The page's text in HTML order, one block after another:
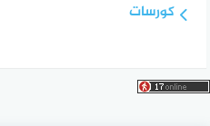
كورسات